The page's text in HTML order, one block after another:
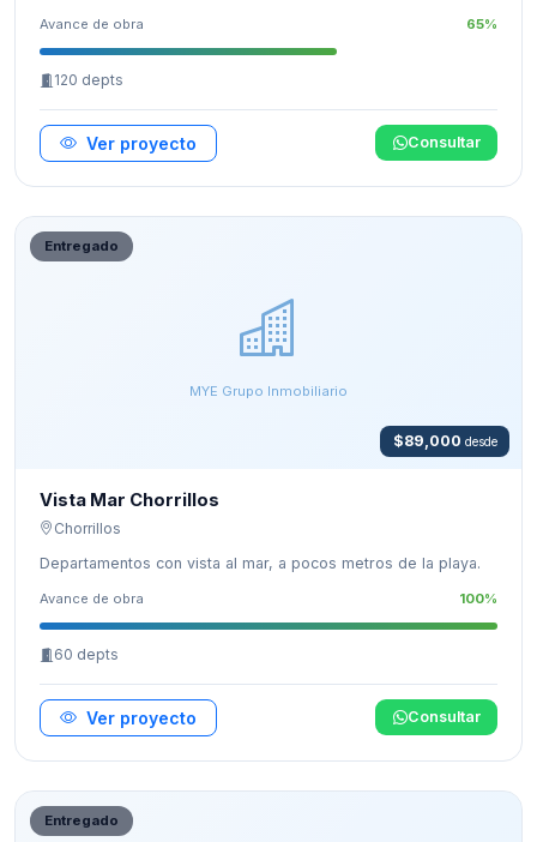
Avance de obra 65%
120 depts
Ver proyecto Consultar
MYE Grupo Inmobiliario
Entregado
$89,000 desde
Vista Mar Chorrillos
Chorrillos
Departamentos con vista al mar, a pocos metros de la playa.
Avance de obra 100%
60 depts
Ver proyecto Consultar
Entregado